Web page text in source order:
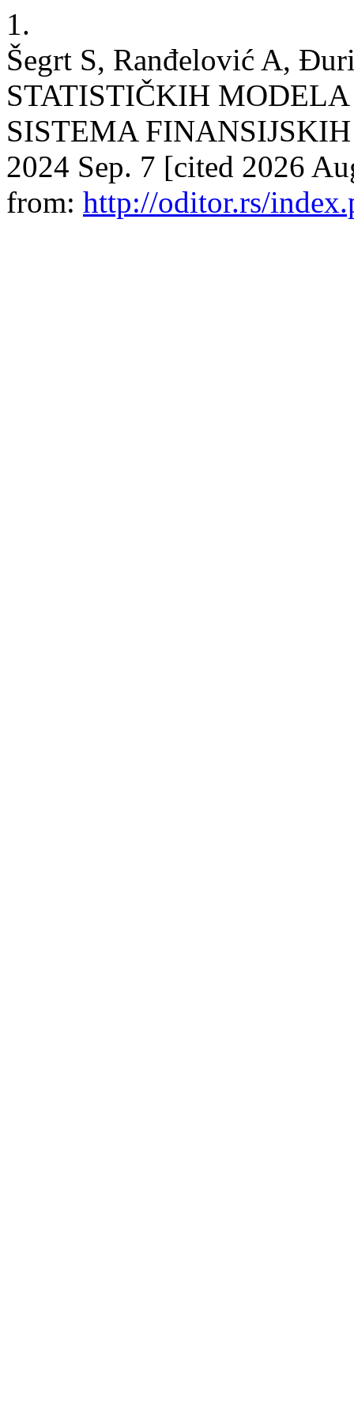
1.
Šegrt S, Ranđelović A,
STATISTIČKIH
SISTEMA
2024 Sep. 7 [cited 2026
from: http://oditor.rs/